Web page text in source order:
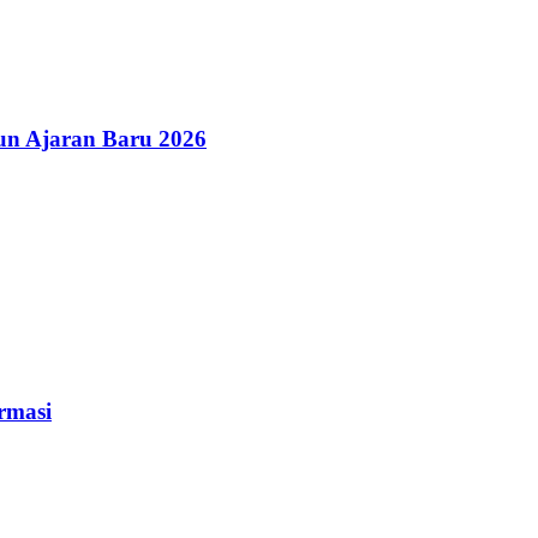
Ajaran Baru 2026